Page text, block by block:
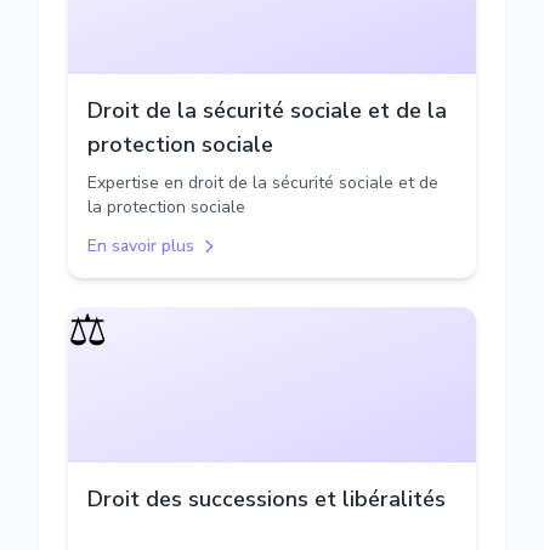
Droit de la sécurité sociale et de la
protection sociale
Expertise en droit de la sécurité sociale et de
la protection sociale
En savoir plus
⚖️
Droit des successions et libéralités